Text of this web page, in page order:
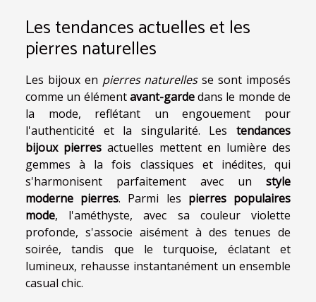
Les tendances actuelles et les
pierres naturelles
Les bijoux en pierres naturellesse sont imposés
comme un élémentavant-gardedans le monde de
la mode, reflétant un engouement pour
l'authenticité et la singularité. Les tendances
bijoux pierres actuelles mettent en lumière des
gemmes à la fois classiques et inédites, qui
s'harmonisent parfaitement avec un style
moderne pierres. Parmi les pierres populaires
mode, l'améthyste, avec sa couleur violette
profonde, s'associe aisément à des tenues de
soirée, tandis que le turquoise, éclatant et
lumineux, rehausse instantanément un ensemble
casual chic.